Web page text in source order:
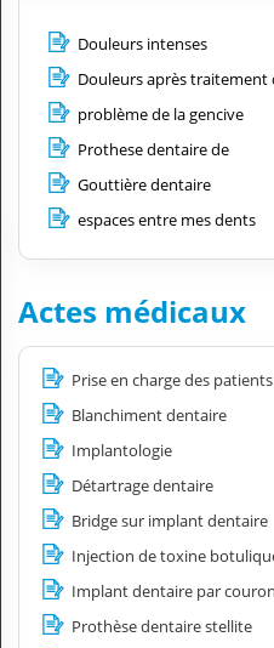
Douleurs intenses
Douleurs après traitement
problème de la gencive
Prothese dentaire de
Gouttière dentaire
espaces entre mes dents
Actes médicaux
Prise en charge des
Blanchiment dentaire
Implantologie
Détartrage dentaire
Bridge sur implant dentaire
Injection de toxine
Implant dentaire par
Prothèse dentaire stellite